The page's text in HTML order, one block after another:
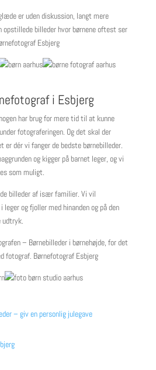
er uden diskussion, langt mere
opstillede billeder hvor børnene oftest ser
Esbjerg
i Esbjerg
har brug for mere tid til at kunne
fotograferingen. Og det skal der
dér vi fanger de bedste børnebilleder.
og kigger på barnet leger, og vi
som muligt.
billeder af især familier. Vi vil
og fjoller med hinanden og på den
udtryk.
– Børnebilleder i børnehøjde, for det
Børnefotograf Esbjerg
– giv en personlig julegave